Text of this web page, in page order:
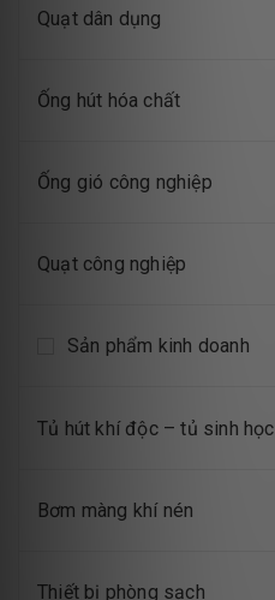
Quạt dân dụng
Ống hút hóa chất
Ống gió công nghiệp
Quạt công nghiệp
Sản phẩm kinh doanh
Tủ hút khí độc – tủ sinh học
Bơm màng khí nén
Thiết bị phòng sạch